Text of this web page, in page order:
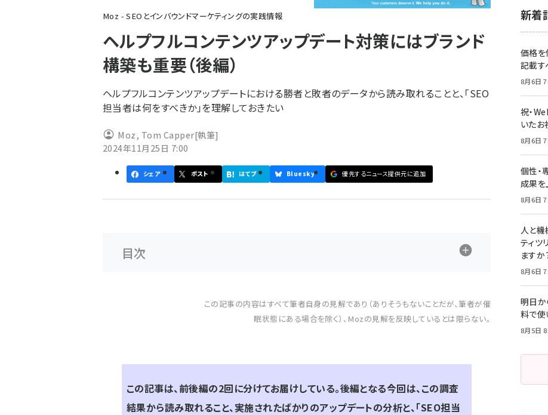
く
ず
Moz - SEOとインバウンドマーケティングの実践情報
ヘルプフルコンテンツアップデート対策にはブランド
構築も重要（後編）
ヘルプフルコンテンツアップデートにおける勝者と敗者のデータから読み取れることと、「SEO
担当者は何をすべきか」を理解しておきたい
Moz , Tom Capper[執筆]
2024年11月25日 7:00
シェア ポスト はてブ Bluesky 優先するニュース提供元に追加
目次
この記事の内容はすべて筆者自身の見解であり（ありそうもないことだが、筆者が催
眠状態にある場合を除く）、Mozの見解を反映しているとは限らない。
この記事は、前後編の2回に分けてお届けしている。後編となる今回は、この調査
結果から読み取れること、実施されたばかりのアップデートの分析と、「SEO担当
新着
価格を
記載す
8月6日
祝・
いたお
8月6日
個性・
成果を
8月6日
人と機
ティツ
ますか
8月6日
明日
料で使
8月5日